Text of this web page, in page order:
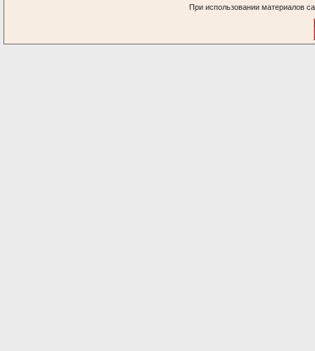
При использовании материалов